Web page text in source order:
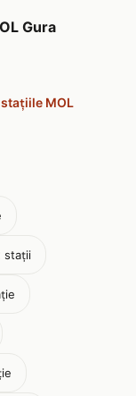
Gura
MOL
stații